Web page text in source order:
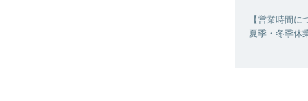
【営業時間
夏季・冬季休